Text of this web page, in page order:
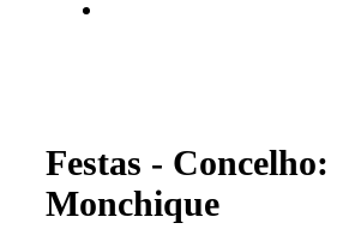
Festas - Concelho:
Monchique